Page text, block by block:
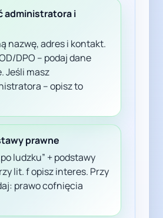
administratora i
nazwę, adres i kontakt.
DPO – podaj dane
Jeśli masz
– opisz to
prawne
ludzku” + podstawy
lit. f opisz interes. Przy
prawo cofnięcia